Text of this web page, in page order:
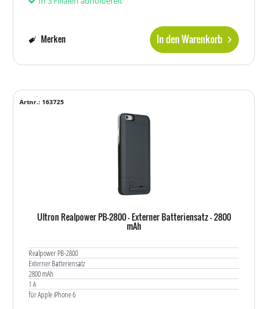
In den Warenkorb
Merken
Ultron Realpower PB-2800 - Externer Batteriensatz - 2800
mAh
Realpower PB-2800
Externer Batteriensatz
2800 mAh
1 A
für Apple iPhone 6
Artnr.: 163725